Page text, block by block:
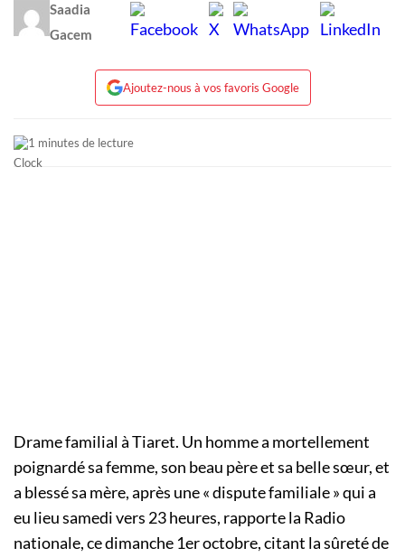
Saadia
Gacem
Ajoutez-nous à vos favoris Google
1 minutes de lecture
Drame familial à Tiaret. Un homme a mortellement
poignardé sa femme, son beau père et sa belle sœur, et
a blessé sa mère, après une « dispute familiale » qui a
eu lieu samedi vers 23 heures, rapporte la Radio
nationale, ce dimanche 1er octobre, citant la sûreté de